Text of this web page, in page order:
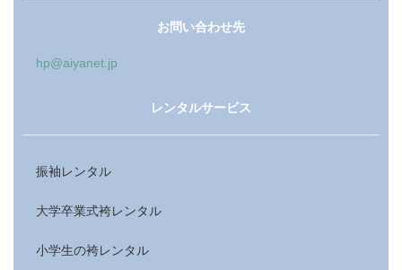
お問い合わせ先
hp@aiyanet.jp
レンタルサービス
振袖レンタル
大学卒業式袴レンタル
小学生の袴レンタル